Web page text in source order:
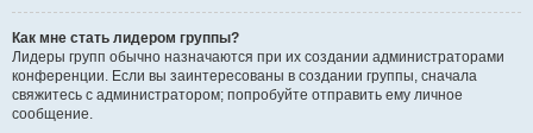
Как мне стать лидером группы?
Лидеры групп обычно назначаются при их создании администраторами
конференции. Если вы заинтересованы в создании группы, сначала
свяжитесь с администратором; попробуйте отправить ему личное
сообщение.